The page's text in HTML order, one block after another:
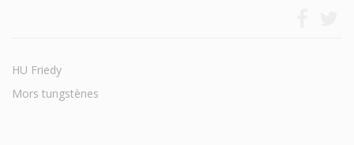
HU Friedy
Mors tungstènes